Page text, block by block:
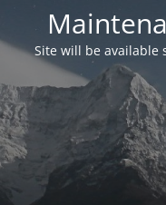
Site will be available